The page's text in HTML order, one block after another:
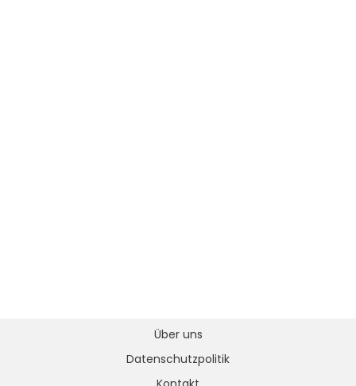
Über uns
Datenschutzpolitik